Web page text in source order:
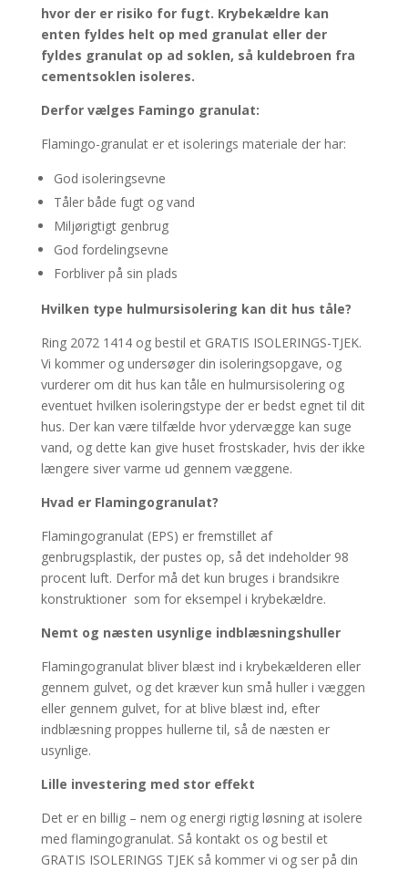
hvor der er risiko for fugt. Krybekældre kan
enten fyldes helt op med granulat eller der
fyldes granulat op ad soklen, så kuldebroen fra
cementsoklen isoleres.
Derfor vælges Famingo granulat:
Flamingo-granulat er et isolerings materiale der har:
God isoleringsevne
Tåler både fugt og vand
Miljørigtigt genbrug
God fordelingsevne
Forbliver på sin plads
Hvilken type hulmursisolering kan dit hus tåle?
Ring 2072 1414 og bestil et GRATIS ISOLERINGS-TJEK.
Vi kommer og undersøger din isoleringsopgave, og
vurderer om dit hus kan tåle en hulmursisolering og
eventuet hvilken isoleringstype der er bedst egnet til dit
hus. Der kan være tilfælde hvor ydervægge kan suge
vand, og dette kan give huset frostskader, hvis der ikke
længere siver varme ud gennem væggene.
Hvad er Flamingogranulat?
Flamingogranulat (EPS) er fremstillet af
genbrugsplastik, der pustes op, så det indeholder 98
procent luft. Derfor må det kun bruges i brandsikre
konstruktioner som for eksempel i krybekældre.
Nemt og næsten usynlige indblæsningshuller
Flamingogranulat bliver blæst ind i krybekælderen eller
gennem gulvet, og det kræver kun små huller i væggen
eller gennem gulvet, for at blive blæst ind, efter
indblæsning proppes hullerne til, så de næsten er
usynlige.
Lille investering med stor effekt
Det er en billig – nem og energi rigtig løsning at isolere
med flamingogranulat. Så kontakt os og bestil et
GRATIS ISOLERINGS TJEK så kommer vi og ser på din